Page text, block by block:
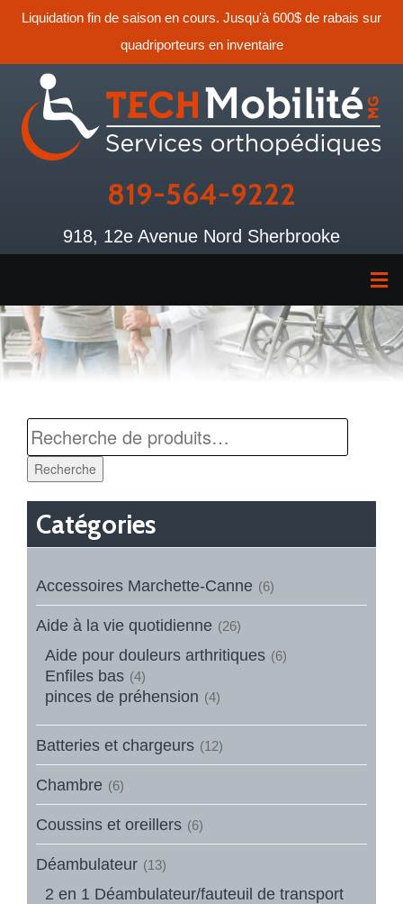
Liquidation fin de saison en cours. Jusqu'à 600$ de rabais sur
quadriporteurs en inventaire
819-564-9222
918, 12e Avenue Nord Sherbrooke
Recherche
Catégories
Accessoires Marchette-Canne (6)
Aide à la vie quotidienne (26)
Aide pour douleurs arthritiques (6)
Enfiles bas (4)
pinces de préhension (4)
Batteries et chargeurs (12)
Chambre (6)
Coussins et oreillers (6)
Déambulateur (13)
2 en 1 Déambulateur/fauteuil de transport